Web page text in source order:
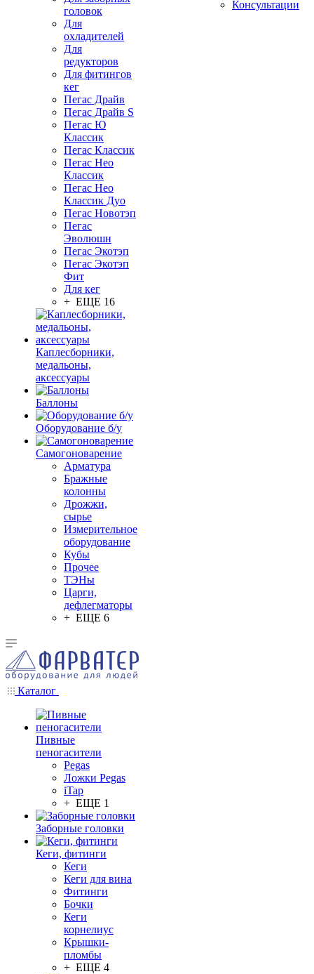
головок
Для
охладителей
Для
редукторов
Для фитингов
кег
Пегас Драйв
Пегас Драйв S
Пегас Ю
Классик
Пегас Классик
Пегас Нео
Классик
Пегас Нео
Классик Дуо
Пегас Новотэп
Пегас
Эволюшн
Пегас Экотэп
Пегас Экотэп
Фит
Для кег
+ ЕЩЕ 16
Каплесборники,
медальоны,
аксессуары
Баллоны
Оборудование б/у
Самогоноварение
Арматура
Бражные
колонны
Дрожжи,
сырье
Измерительное
оборудование
Кубы
Прочее
ТЭНы
Царги,
дефлегматоры
+ ЕЩЕ 6
Консультации
Каталог
Пивные
пеногасители
Pegas
Ложки Pegas
iTap
+ ЕЩЕ 1
Заборные головки
Кеги, фитинги
Кеги
Кеги для вина
Фитинги
Бочки
Кеги
корнелиус
Крышки-
пломбы
+ ЕЩЕ 4